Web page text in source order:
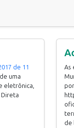
de 11
uma
eletrônica,
Direta
As
de